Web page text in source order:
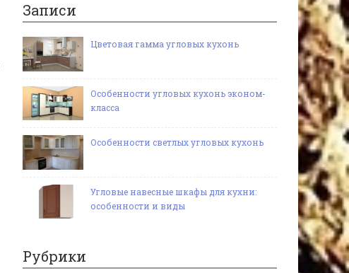
Записи
Цветовая гамма угловых кухонь
Особенности угловых кухонь эконом-
класса
Особенности светлых угловых кухонь
Угловые навесные шкафы для кухни:
особенности и виды
Рубрики